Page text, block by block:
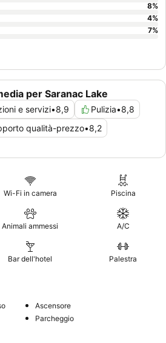
per Saranac Lake
e servizi•8,9 Pulizia•8,8
qualità-prezzo•8,2
8%
4%
7%
Wi-Fi in camera Piscina
Animali ammessi A/C
Bar dell'hotel Palestra
Ascensore
Parcheggio